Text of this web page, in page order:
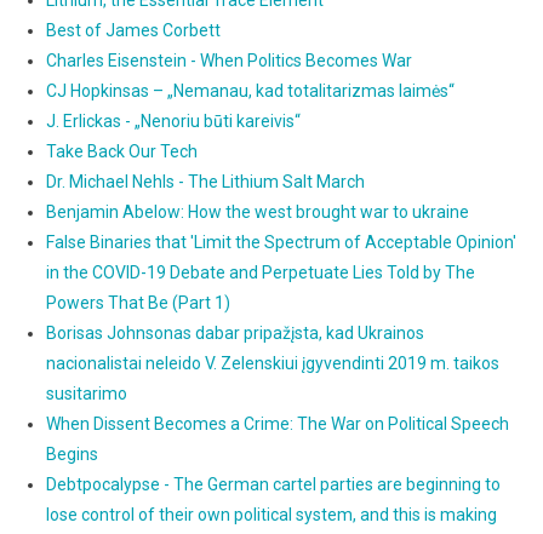
Best of James Corbett
Charles Eisenstein - When Politics Becomes War
CJ Hopkinsas – „Nemanau, kad totalitarizmas laimės“
J. Erlickas - „Nenoriu būti kareivis“
Take Back Our Tech
Dr. Michael Nehls - The Lithium Salt March
Benjamin Abelow: How the west brought war to ukraine
False Binaries that 'Limit the Spectrum of Acceptable Opinion'
in the COVID-19 Debate and Perpetuate Lies Told by The
Powers That Be (Part 1)
Borisas Johnsonas dabar pripažįsta, kad Ukrainos
nacionalistai neleido V. Zelenskiui įgyvendinti 2019 m. taikos
susitarimo
When Dissent Becomes a Crime: The War on Political Speech
Begins
Debtpocalypse - The German cartel parties are beginning to
lose control of their own political system, and this is making